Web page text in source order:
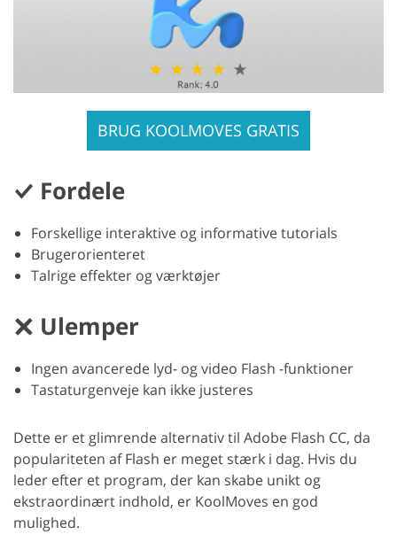
BRUG KOOLMOVES GRATIS
Fordele
Forskellige interaktive og informative tutorials
Brugerorienteret
Talrige effekter og værktøjer
Ulemper
Ingen avancerede lyd- og video Flash -funktioner
Tastaturgenveje kan ikke justeres
Dette er et glimrende alternativ til Adobe Flash CC, da
populariteten af Flash er meget stærk i dag. Hvis du
leder efter et program, der kan skabe unikt og
ekstraordinært indhold, er KoolMoves en god
mulighed.